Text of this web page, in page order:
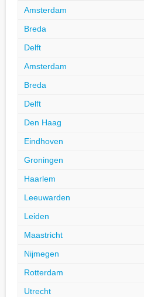
Amsterdam
Breda
Delft
Amsterdam
Breda
Delft
Den Haag
Eindhoven
Groningen
Haarlem
Leeuwarden
Leiden
Maastricht
Nijmegen
Rotterdam
Utrecht